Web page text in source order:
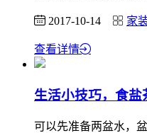
2017-10-14 家
查看详情
生活小技巧，食盐
可以先准备两盆水，